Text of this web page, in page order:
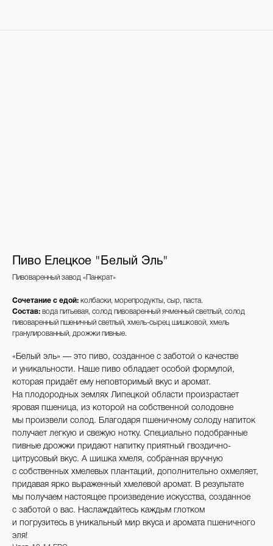
Пиво Елецкое "Белый Эль"
Пивоваренный завод «Панкрат»
Сочетание с едой: колбаски, морепродукты, сыр, паста.
Состав: вода питьевая, солод пивоваренный ячменный светлый, солод
пивоваренный пшеничный светлый, хмель-сырец шишковой, хмель
гранулированный, дрожжи пивные.
«Белый эль» — это пиво, созданное с заботой о качестве
и уникальности. Наше пиво обладает особой формулой,
которая придаёт ему неповторимый вкус и аромат.
На плодородных землях Липецкой области произрастает
яровая пшеница, из которой на собственной солодовне
мы произвели солод. Благодаря пшеничному солоду напиток
получает легкую и свежую нотку. Специально подобранные
пивные дрожжи придают напитку приятный гвоздично-
цитрусовый вкус. А шишка хмеля, собранная вручную
с собственных хмелевых плантаций, дополнительно охмеляет,
придавая ярко выраженный хмелевой аромат. В результате
мы получаем настоящее произведение искусства, созданное
с заботой о вас. Наслаждайтесь каждым глотком
и погрузитесь в уникальный мир вкуса и аромата пшеничного
эля!